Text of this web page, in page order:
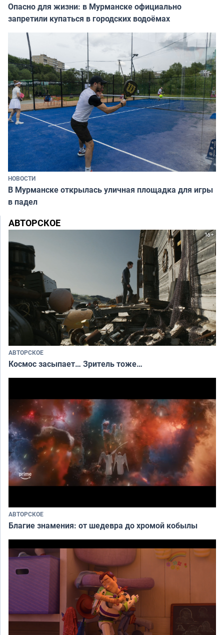
Опасно для жизни: в Мурманске официально
запретили купаться в городских водоёмах
НОВОСТИ
В Мурманске открылась уличная площадка для игры
в падел
АВТОРСКОЕ
АВТОРСКОЕ
Космос засыпает… Зритель тоже…
АВТОРСКОЕ
Благие знамения: от шедевра до хромой кобылы